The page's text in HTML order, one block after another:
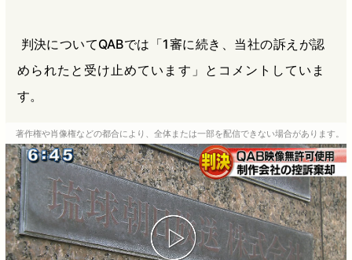
判決についてQABでは「1審に続き、当社の訴えが認
められたと受け止めています」とコメントしていま
す。
著作権や肖像権などの都合により、全体または一部を配信できない場合があります。